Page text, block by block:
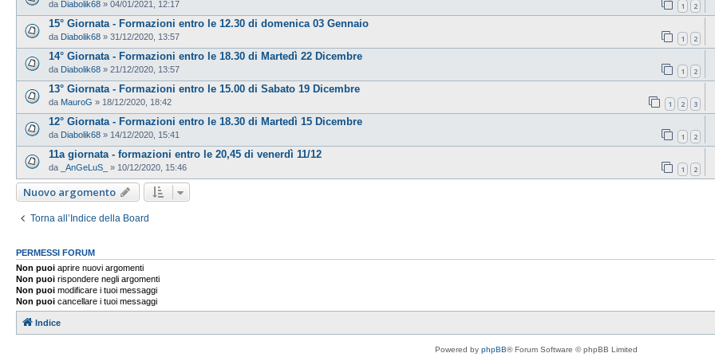
da Diabolik68 » 04/01/2021, 12:17 1 2
15° Giornata - Formazioni entro le 12.30 di domenica 03 Gennaio
da Diabolik68 » 31/12/2020, 13:57 1 2
14° Giornata - Formazioni entro le 18.30 di Martedì 22 Dicembre
da Diabolik68 » 21/12/2020, 13:57 1 2
13° Giornata - Formazioni entro le 15.00 di Sabato 19 Dicembre
da MauroG » 18/12/2020, 18:42 1 2 3
12° Giornata - Formazioni entro le 18.30 di Martedì 15 Dicembre
da Diabolik68 » 14/12/2020, 15:41 1 2
11a giornata - formazioni entro le 20,45 di venerdì 11/12
da _AnGeLuS_ » 10/12/2020, 15:46 1 2
Nuovo argomento
Torna all’Indice della Board
PERMESSI FORUM
Non puoi aprire nuovi argomenti
Non puoi rispondere negli argomenti
Non puoi modificare i tuoi messaggi
Non puoi cancellare i tuoi messaggi
Indice
Powered by phpBB® Forum Software © phpBB Limited